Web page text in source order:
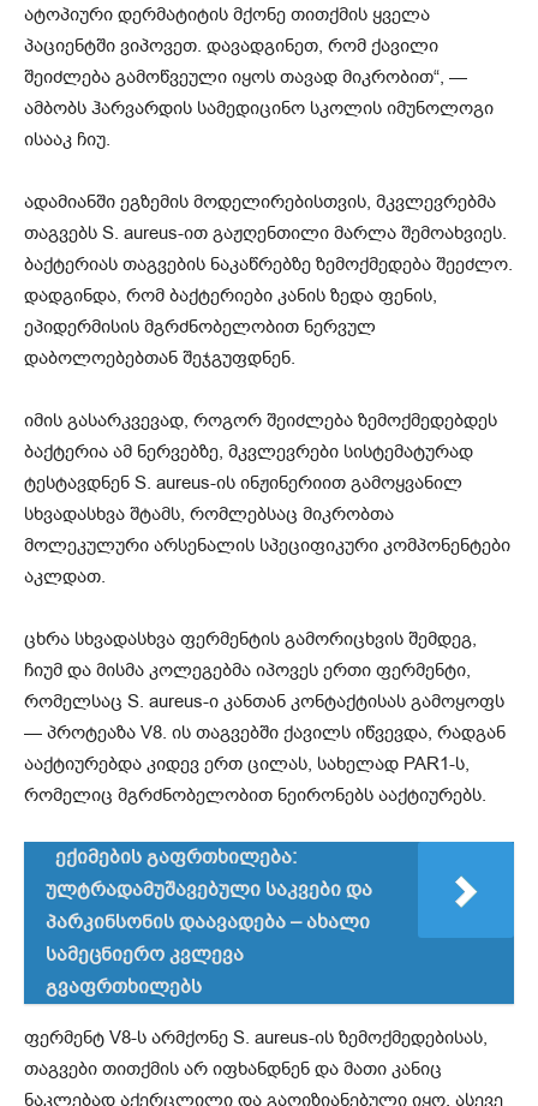
ატოპიური დერმატიტის მქონე თითქმის ყველა
პაციენტში ვიპოვეთ. დავადგინეთ, რომ ქავილი
შეიძლება გამოწვეული იყოს თავად მიკრობით“, —
ამბობს ჰარვარდის სამედიცინო სკოლის იმუნოლოგი
ისააკ ჩიუ.
ადამიანში ეგზემის მოდელირებისთვის, მკვლევრებმა
თაგვებს S. aureus-ით გაჟღენთილი მარლა შემოახვიეს.
ბაქტერიას თაგვების ნაკაწრებზე ზემოქმედება შეეძლო.
დადგინდა, რომ ბაქტერიები კანის ზედა ფენის,
ეპიდერმისის მგრძნობელობით ნერვულ
დაბოლოებებთან შეჯგუფდნენ.
იმის გასარკვევად, როგორ შეიძლება ზემოქმედებდეს
ბაქტერია ამ ნერვებზე, მკვლევრები სისტემატურად
ტესტავდნენ S. aureus-ის ინჟინერიით გამოყვანილ
სხვადასხვა შტამს, რომლებსაც მიკრობთა
მოლეკულური არსენალის სპეციფიკური კომპონენტები
აკლდათ.
ცხრა სხვადასხვა ფერმენტის გამორიცხვის შემდეგ,
ჩიუმ და მისმა კოლეგებმა იპოვეს ერთი ფერმენტი,
რომელსაც S. aureus-ი კანთან კონტაქტისას გამოყოფს
— პროტეაზა V8. ის თაგვებში ქავილს იწვევდა, რადგან
ააქტიურებდა კიდევ ერთ ცილას, სახელად PAR1-ს,
რომელიც მგრძნობელობით ნეირონებს ააქტიურებს.
ექიმების გაფრთხილება:
ულტრადამუშავებული საკვები და
პარკინსონის დაავადება – ახალი
სამეცნიერო კვლევა
გვაფრთხილებს
ფერმენტ V8-ს არმქონე S. aureus-ის ზემოქმედებისას,
თაგვები თითქმის არ იფხანდნენ და მათი კანიც
ნაკლებად აქერცლილი და გაღიზიანებული იყო. ასევე